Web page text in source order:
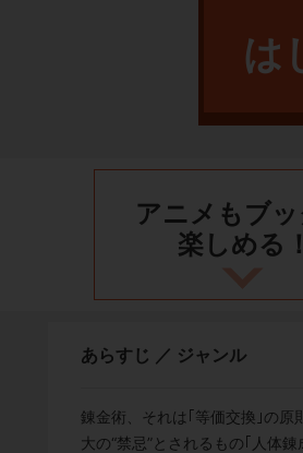
は
アニメもブッ
楽しめる！
あらすじ ／ ジャンル
錬金術、それは｢等価交換｣の
大の“禁忌”とされるもの｢人体